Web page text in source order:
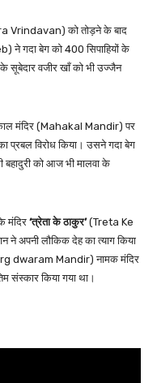
Vrindavan) को तोड़ने के बाद
गदा बेग को 400 सिपाहियों के
सूबेदार वजीर खाँ को भी उज्जैन
मंदिर (Mahakal Mandir) पर
प्रबल विरोध किया। उसने गदा बेग
बहादुरी को आज भी मालवा के
मंदिर ‘त्रेता के ठाकुर’(Treta Ke
ने अपनी लौकिक देह का त्याग किया
dwaram Mandir) नामक मंदिर
संस्कार किया गया था।